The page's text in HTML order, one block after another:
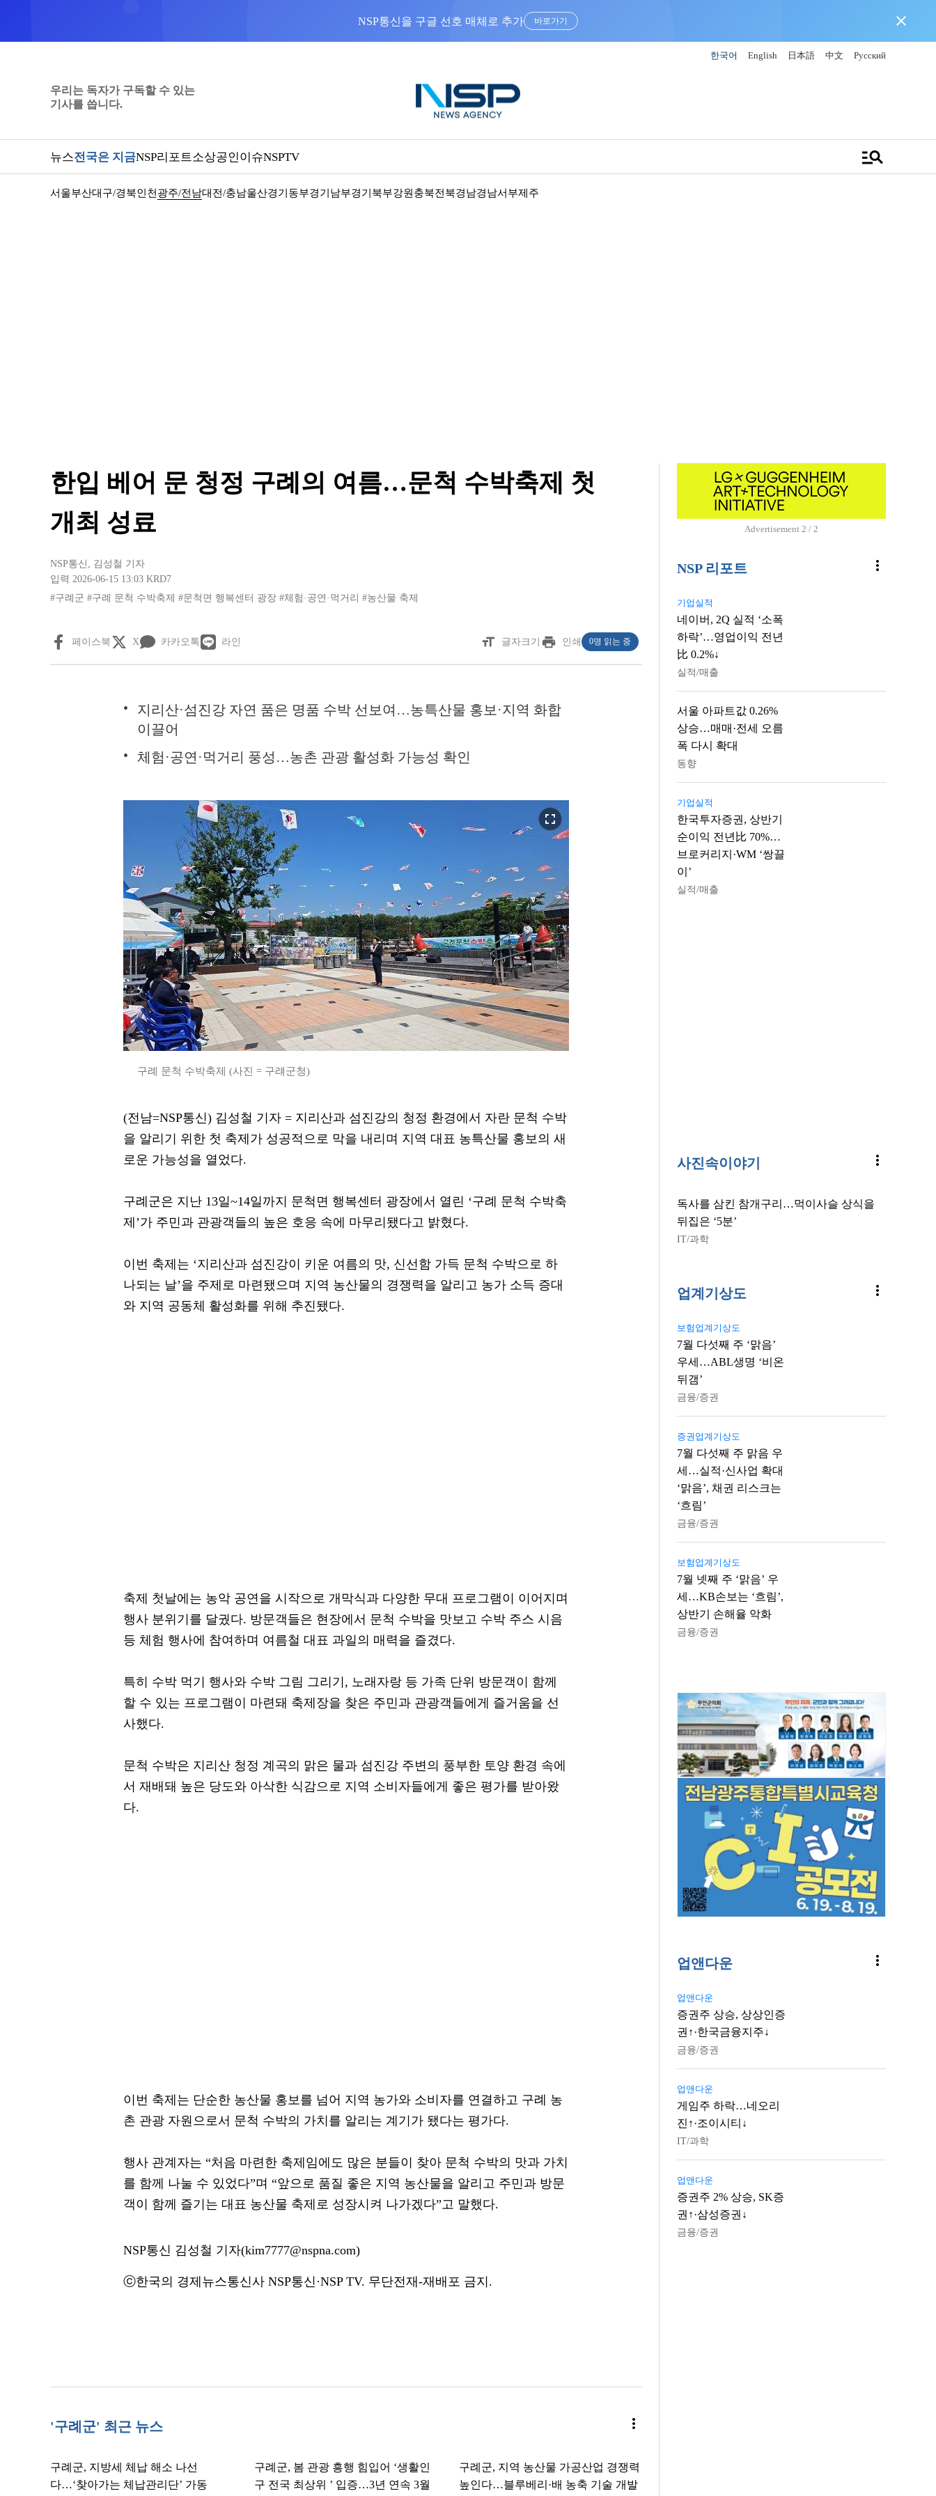
NSP통신을 구글 선호 매체로 추가 바로가기 close
한국어 English 日本語 中文 Русский
우리는 독자가 구독할 수 있는
기사를 씁니다.
뉴스전국은 지금NSP리포트소상공인이슈NSPTV manage_search
서울부산대구/경북인천 광주/전남대전/충남울산경기동부경기남부경기북부강원 충북전북경남경남서부제주
한입 베어 문 청정 구례의 여름…문척 수박축제 첫
개최 성료
NSP통신 , 김성철 기자
입력 2026-06-15 13:03 KRD7
#구례군 #구례 문척 수박축제 #문척면 행복센터 광장 #체험·공연·먹거리 #농산물 축제
페이스북 X 카카오톡 라인 format_size 글자크기 print 인쇄 0명 읽는 중
지리산·섬진강 자연 품은 명품 수박 선보여…농특산물 홍보·지역 화합
이끌어
체험·공연·먹거리 풍성…농촌 관광 활성화 가능성 확인
fullscreen
구례 문척 수박축제 (사진 = 구럐군청)
(전남=NSP통신) 김성철 기자 = 지리산과 섬진강의 청정 환경에서 자란 문척 수박
을 알리기 위한 첫 축제가 성공적으로 막을 내리며 지역 대표 농특산물 홍보의 새
로운 가능성을 열었다.
구례군은 지난 13일~14일까지 문척면 행복센터 광장에서 열린 ‘구례 문척 수박축
제’가 주민과 관광객들의 높은 호응 속에 마무리됐다고 밝혔다.
이번 축제는 ‘지리산과 섬진강이 키운 여름의 맛, 신선함 가득 문척 수박으로 하
나되는 날’을 주제로 마련됐으며 지역 농산물의 경쟁력을 알리고 농가 소득 증대
와 지역 공동체 활성화를 위해 추진됐다.
축제 첫날에는 농악 공연을 시작으로 개막식과 다양한 무대 프로그램이 이어지며
행사 분위기를 달궜다. 방문객들은 현장에서 문척 수박을 맛보고 수박 주스 시음
등 체험 행사에 참여하며 여름철 대표 과일의 매력을 즐겼다.
특히 수박 먹기 행사와 수박 그림 그리기, 노래자랑 등 가족 단위 방문객이 함께
할 수 있는 프로그램이 마련돼 축제장을 찾은 주민과 관광객들에게 즐거움을 선
사했다.
문척 수박은 지리산 청정 계곡의 맑은 물과 섬진강 주변의 풍부한 토양 환경 속에
서 재배돼 높은 당도와 아삭한 식감으로 지역 소비자들에게 좋은 평가를 받아왔
다.
이번 축제는 단순한 농산물 홍보를 넘어 지역 농가와 소비자를 연결하고 구례 농
촌 관광 자원으로서 문척 수박의 가치를 알리는 계기가 됐다는 평가다.
행사 관계자는 “처음 마련한 축제임에도 많은 분들이 찾아 문척 수박의 맛과 가치
를 함께 나눌 수 있었다”며 “앞으로 품질 좋은 지역 농산물을 알리고 주민과 방문
객이 함께 즐기는 대표 농산물 축제로 성장시켜 나가겠다”고 말했다.
NSP통신 김성철 기자(kim7777@nspna.com)
ⓒ한국의 경제뉴스통신사 NSP통신·NSP TV. 무단전재-재배포 금지.
'구례군' 최근 뉴스 more_vert
구례군, 지방세 체납 해소 나선
다…‘찾아가는 체납관리단’ 가동
구례군, 봄 관광 흥행 힘입어 ‘생활인
구 전국 최상위 ’ 입증…3년 연속 3월
구례군, 지역 농산물 가공산업 경쟁력
높인다…블루베리·배 농축 기술 개발
Advertisement 1 / 2
NSP 리포트 more_vert
기업실적
네이버, 2Q 실적 ‘소폭
하락’…영업이익 전년
比 0.2%↓
실적/매출
서울 아파트값 0.26%
상승…매매·전세 오름
폭 다시 확대
동향
기업실적
한국투자증권, 상반기
순이익 전년比 70%…
브로커리지·WM ‘쌍끌
이’
실적/매출
사진속이야기 more_vert
독사를 삼킨 참개구리…먹이사슬 상식을
뒤집은 ‘5분’
IT/과학
업계기상도 more_vert
보험업계기상도
7월 다섯째 주 ‘맑음’
우세…ABL생명 ‘비온
뒤갬’
금융/증권
증권업계기상도
7월 다섯째 주 맑음 우
세…실적·신사업 확대
‘맑음’, 채권 리스크는
‘흐림’
금융/증권
보험업계기상도
7월 넷째 주 ‘맑음’ 우
세…KB손보는 ‘흐림’,
상반기 손해율 악화
금융/증권
업앤다운 more_vert
업앤다운
증권주 상승, 상상인증
권↑·한국금융지주↓
금융/증권
업앤다운
게임주 하락…네오리
진↑·조이시티↓
IT/과학
업앤다운
증권주 2% 상승, SK증
권↑·삼성증권↓
금융/증권